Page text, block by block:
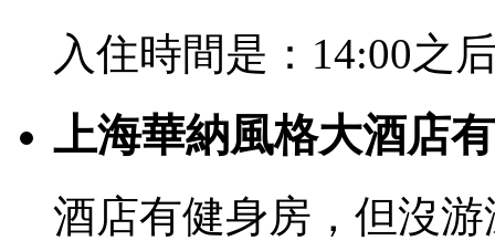
入住時間是：14:00之
上海華納風格大酒店
酒店有健身房，但沒